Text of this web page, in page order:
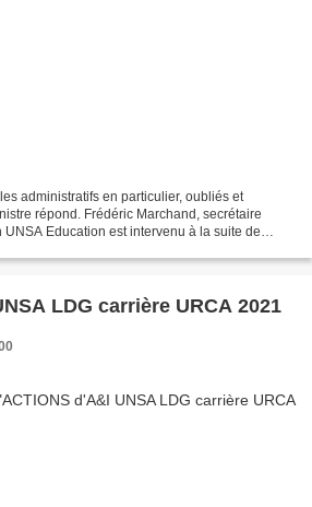
administratifs en particulier, oubliés et
répond. Frédéric Marchand, secrétaire
Education est intervenu à la suite de
LDG carrière URCA 2021